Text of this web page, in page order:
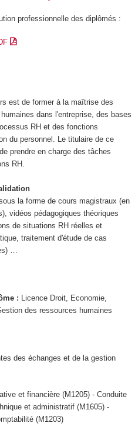
professionnelle des diplômés :
est de former à la maîtrise des
dans l'entreprise, des bases
RH et des fonctions
du personnel. Le titulaire de ce
prendre en charge des tâches
RH.
la forme de cours magistraux (en
vidéos pédagogiques théoriques
de situations RH réelles et
traitement d'étude de cas
…
: Licence Droit, Economie,
des ressources humaines
des échanges et de la gestion
et financière (M1205) - Conduite
et administratif (M1605) -
(M1203)